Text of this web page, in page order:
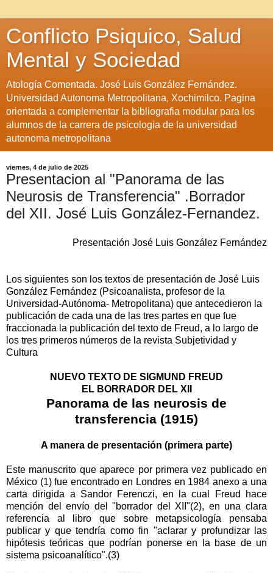
Conflicto Psiquico, Salud
Mental y Sociedad
Atología Comentada. José Luis González Fernández.
Universidad Autonoma Metropolitana, Xochimilco. Pagina
orientada a complementar la bibliografia modular para los
alumnos de la carrera de psicologia de la universidad
autonoma metropolitana
viernes, 4 de julio de 2025
Presentacion al "Panorama de las
Neurosis de Transferencia" .Borrador
del XII. José Luis González-Fernandez.
Presentación José Luis González Fernández
Los siguientes son los textos de presentación de José Luis
González Fernández (Psicoanalista, profesor de la
Universidad-Autónoma- Metropolitana) que antecedieron la
publicación de cada una de las tres partes en que fue
fraccionada la publicación del texto de Freud, a lo largo de
los tres primeros números de la revista Subjetividad y
Cultura
NUEVO TEXTO DE SIGMUND FREUD
EL BORRADOR DEL XII
Panorama de las neurosis de
transferencia (1915)
A manera de presentación (primera parte)
Este manuscrito que aparece por primera vez publicado en
México (1) fue encontrado en Londres en 1984 anexo a una
carta dirigida a Sandor Ferenczi, en la cual Freud hace
mención del envío del "borrador del XII"(2), en una clara
referencia al libro que sobre metapsicología pensaba
publicar y que tendría como fin "aclarar y profundizar las
hipótesis teóricas que podrían ponerse en la base de un
sistema psicoanalítico".(3)